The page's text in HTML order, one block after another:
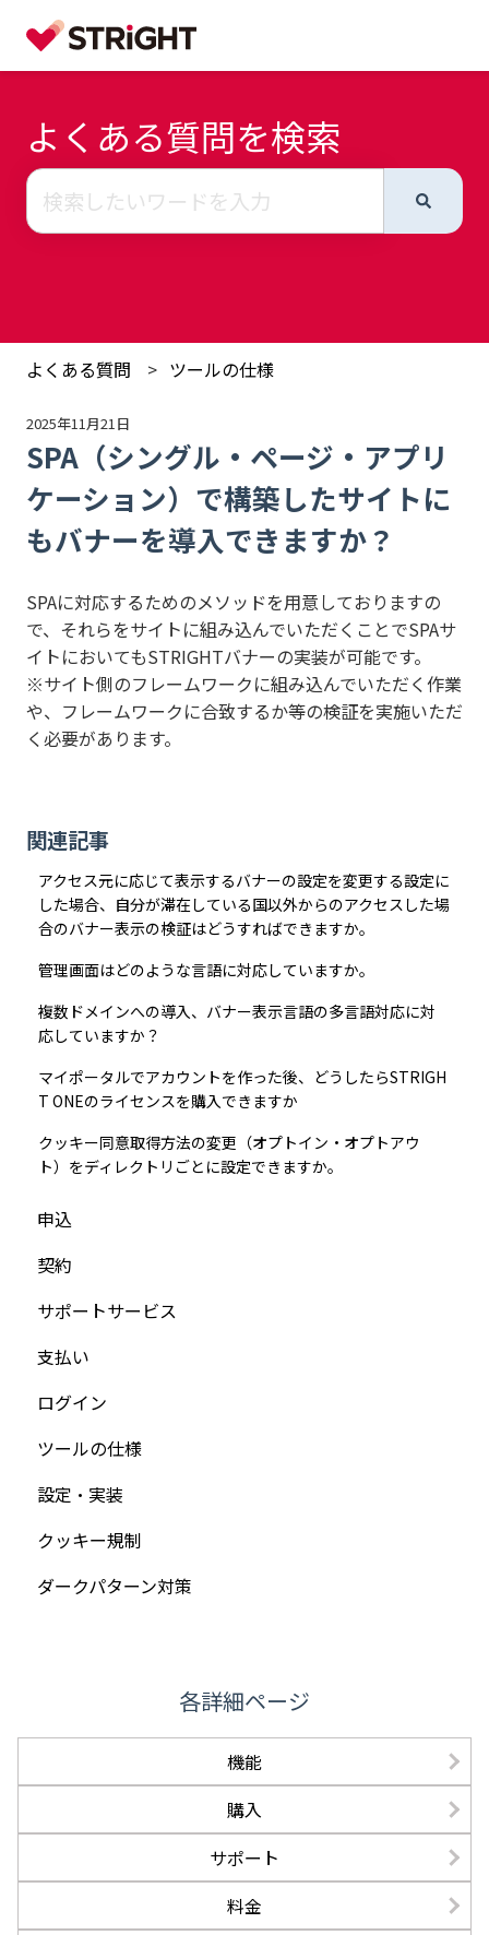
よくある質問を検索
よくある質問 ツールの仕様
2025年11月21日
SPA（シングル・ページ・アプリ
ケーション）で構築したサイトに
もバナーを導入できますか？
SPAに対応するためのメソッドを用意しておりますの
で、それらをサイトに組み込んでいただくことでSPAサ
イトにおいてもSTRIGHTバナーの実装が可能です。
※サイト側のフレームワークに組み込んでいただく作業
や、フレームワークに合致するか等の検証を実施いただ
く必要があります。
関連記事
アクセス元に応じて表示するバナーの設定を変更する設定に
した場合、自分が滞在している国以外からのアクセスした場
合のバナー表示の検証はどうすればできますか。
管理画面はどのような言語に対応していますか。
複数ドメインへの導入、バナー表示言語の多言語対応に対
応していますか？
マイポータルでアカウントを作った後、どうしたらSTRIGH
T ONEのライセンスを購入できますか
クッキー同意取得方法の変更（オプトイン・オプトアウ
ト）をディレクトリごとに設定できますか。
申込
契約
サポートサービス
支払い
ログイン
ツールの仕様
設定・実装
クッキー規制
ダークパターン対策
各詳細ページ
機能
購入
サポート
料金